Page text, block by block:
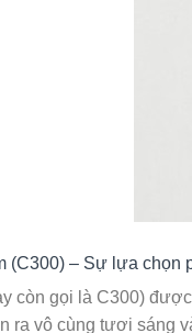
(C300) – Sự lựa chọn
còn gọi là C300)
ra vô cùng tươi sáng